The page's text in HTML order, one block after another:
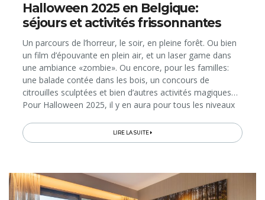
Halloween 2025 en Belgique:
séjours et activités frissonnantes
Un parcours de l’horreur, le soir, en pleine forêt. Ou bien
un film d’épouvante en plein air, et un laser game dans
une ambiance «zombie». Ou encore, pour les familles:
une balade contée dans les bois, un concours de
citrouilles sculptées et bien d’autres activités magiques…
Pour Halloween 2025, il y en aura pour tous les niveaux
LIRE LA SUITE